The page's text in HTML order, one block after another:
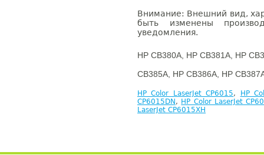
Внимание: Внешний вид,
быть изменены
уведомления.
HP CB380A, HP CB381A, HP
CB385A, HP CB386A, HP
HP Color LaserJet CP6015,
HP
CP6015DN , HP Color LaserJet
LaserJet CP6015XH